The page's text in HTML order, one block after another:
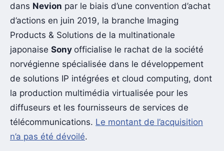
dans Nevion par le biais d’une convention d’achat
d’actions en juin 2019, la branche Imaging
Products & Solutions de la multinationale
japonaise Sony officialise le rachat de la société
norvégienne spécialisée dans le développement
de solutions IP intégrées et cloud computing, dont
la production multimédia virtualisée pour les
diffuseurs et les fournisseurs de services de
télécommunications. Le montant de l’acquisition
n’a pas été dévoilé.